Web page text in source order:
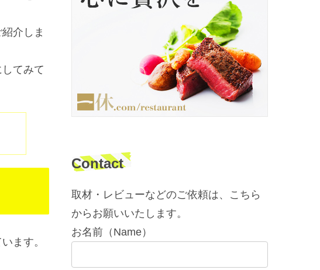
介しま
てみて
ます。
Contact
取材・レビューなどのご依頼は、こちら
からお願いいたします。
お名前（Name）